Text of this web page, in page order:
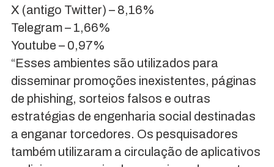
X (antigo Twitter) – 8,16%
Telegram – 1,66%
Youtube – 0,97%
“Esses ambientes são utilizados para
disseminar promoções inexistentes, páginas
de phishing, sorteios falsos e outras
estratégias de engenharia social destinadas
a enganar torcedores. Os pesquisadores
também utilizaram a circulação de aplicativos